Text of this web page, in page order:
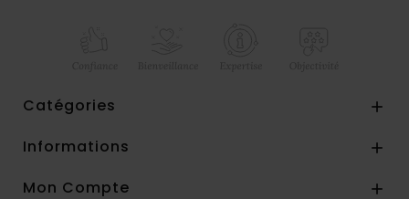
Catégories 
Informations 
Mon Compte 